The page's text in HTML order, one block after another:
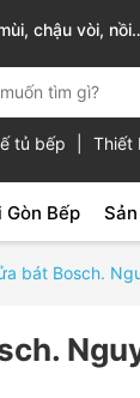
cấp
tủ bếp Thiết
Gòn Bếp
bát Bosch.